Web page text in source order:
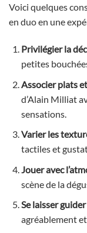
Voici quelques
en duo en une
Privilégier la
petites
Associer plats
d’Alain Milliat
sensations.
Varier les
tactiles et
Jouer avec
scène de la
Se laisser
agréablement